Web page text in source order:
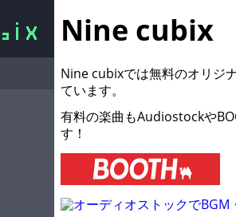
Nine cubix
Nine cubixでは無料のオリジ
ています。
有料の楽曲もAudiostockや
す！